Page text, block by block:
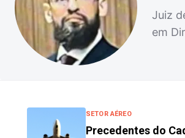
Juiz
em
SETOR AÉREO
Precedentes do